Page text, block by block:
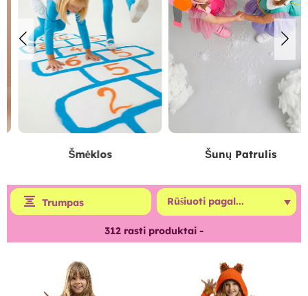
Šmėklos Šunų Patrulis
Trumpas
312 rasti produktai -